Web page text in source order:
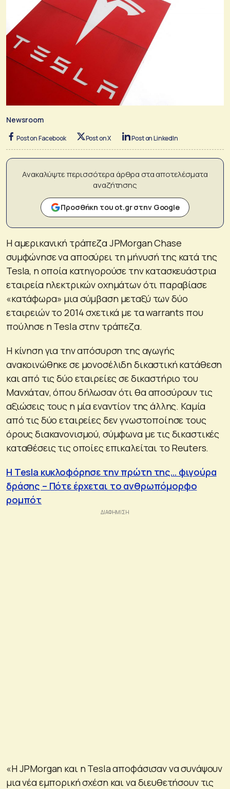
Newsroom
Post on Facebook Post on X Post on LinkedIn
Ανακαλύψτε περισσότερα άρθρα στα αποτελέσματα
αναζήτησης
Προσθήκη του ot.gr στην Google
Η αμερικανική τράπεζα JPMorgan Chase
συμφώνησε να αποσύρει τη μήνυσή της κατά της
Tesla, η οποία κατηγορούσε την κατασκευάστρια
εταιρεία ηλεκτρικών οχημάτων ότι παραβίασε
«κατάφωρα» μια σύμβαση μεταξύ των δύο
εταιρειών το 2014 σχετικά με τα warrants που
πούλησε η Tesla στην τράπεζα.
Η κίνηση για την απόσυρση της αγωγής
ανακοινώθηκε σε μονοσέλιδη δικαστική κατάθεση
και από τις δύο εταιρείες σε δικαστήριο του
Μανχάταν, όπου δήλωσαν ότι θα αποσύρουν τις
αξιώσεις τους η μία εναντίον της άλλης. Καμία
από τις δύο εταιρείες δεν γνωστοποίησε τους
όρους διακανονισμού, σύμφωνα με τις δικαστικές
καταθέσεις τις οποίες επικαλείται το Reuters.
Η Tesla κυκλοφόρησε την πρώτη της… φιγούρα
δράσης – Πότε έρχεται το ανθρωπόμορφο
ρομπότ
«Η JPMorgan και η Tesla αποφάσισαν να συνάψουν
μια νέα εμπορική σχέση και να διευθετήσουν τις